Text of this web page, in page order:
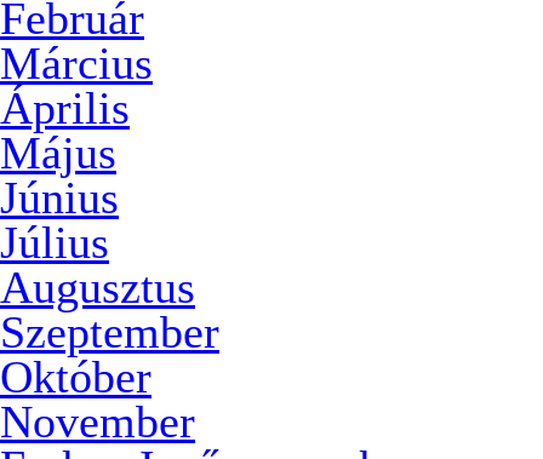
Február
Március
Április
Május
Június
Július
Augusztus
Szeptember
Október
November